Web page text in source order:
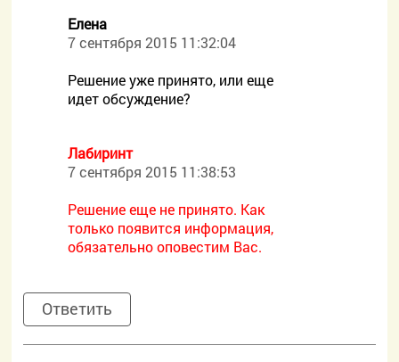
Елена
7 сентября 2015 11:32:04
Решение уже принято, или еще
идет обсуждение?
Лабиринт
7 сентября 2015 11:38:53
Решение еще не принято. Как
только появится информация,
обязательно оповестим Вас.
Ответить